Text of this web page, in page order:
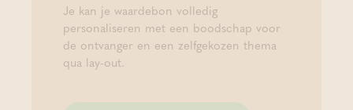
Je kan je waardebon volledig
personaliseren met een boodschap voor
de ontvanger en een zelfgekozen thema
qua lay-out.